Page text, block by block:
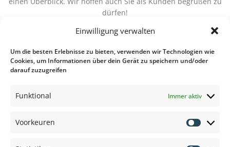
Einwilligung verwalten
Um die besten Erlebnisse zu bieten, verwenden wir Technologien wie
Cookies, um Informationen über dein Gerät zu speichern und/oder
darauf zuzugreifen
Funktional Immer aktiv
Voorkeuren
dürfen!
TECHNISCHE INFORMATION